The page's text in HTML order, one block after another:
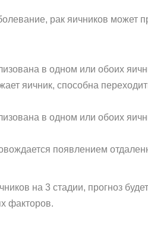
рак яичников может
в одном или обоих
яичник, способна
в одном или обоих
появлением
на 3 стадии, прогноз
факторов.